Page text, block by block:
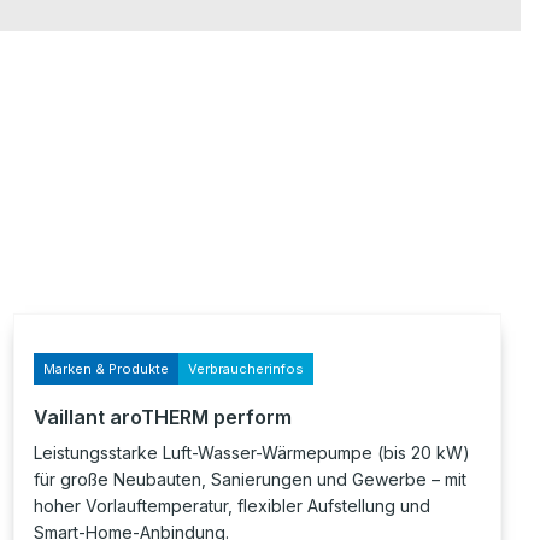
Marken & Produkte Verbraucherinfos
Vaillant aroTHERM perform
Leistungsstarke Luft-Wasser-Wärmepumpe (bis 20 kW)
für große Neubauten, Sanierungen und Gewerbe – mit
hoher Vorlauftemperatur, flexibler Aufstellung und
Smart-Home-Anbindung.